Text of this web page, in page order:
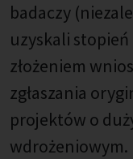
badaczy
uzyskali
złożeniem
zgłaszania
projektów o
wdrożeniowym.